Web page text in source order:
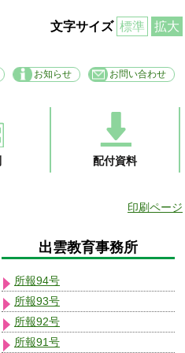
文字サイズ 標準 拡大
お知らせ お問い合わせ
配付資料
印刷ページ
出雲教育事務所
所報94号
所報93号
所報92号
所報91号